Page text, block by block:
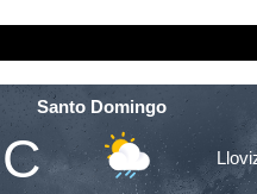
Santo Domingo